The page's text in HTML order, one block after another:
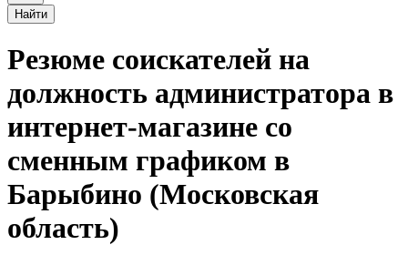
Найти
Резюме соискателей на
должность администратора в
интернет-магазине со
сменным графиком в
Барыбино (Московская
область)